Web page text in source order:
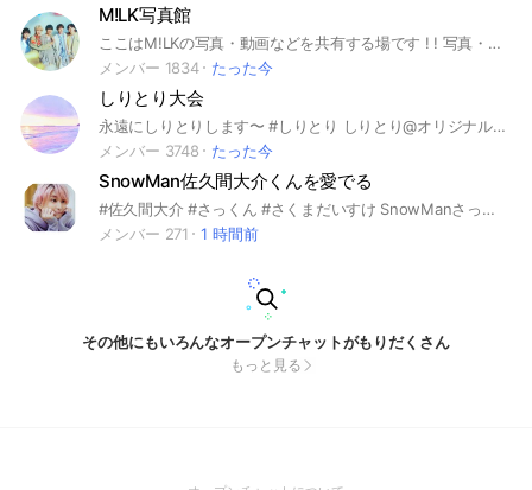
女の希望の人は画像はイラストはだめです！イラストだったら
消します！） 付き合ったら管理人に言うこと。あと、カプマ
を付けてくれるとわかりやすいです。 気になる方は是非入っ
てみて下さい。 本人役来てください！ #向井康二#目黒蓮#深
澤辰哉#佐久間大介#阿部亮平#ラウール#渡辺翔太#宮舘涼太#
岩本照#Snow Man#スノーマン#恋#なりきり#NL#こーじ#め
め#ふっか#さっくん#あべちゃん#しょっぴー#だてさま#ひー
くん#おそ松さん#トリリオンゲーム#特捜9#フェイクマミー
M!LK写真館
ここはM!LKの写真・動画などを共有する場です ! ! 写真・動画はもちろん、雑談も大丈夫です👍🏻👍🏻 色んなみ！るきーずさんと仲を深められたら嬉しいです‎😽💭 旧メンバーを推している方でも大歓迎です🙌🏻💚ིྀ🧡ིྀ💜ིྀ オプ開設日 2024/03/07 #佐野勇斗 #吉田仁人 #塩﨑太智 #山中柔太朗 #曽野舜太 #山﨑悠稀 #板垣瑞生 #宮世琉弥 #みるきーず #M!LK
メンバー 1834
たった今
しりとり大会
永遠にしりとりします〜 #しりとり しりとり@オリジナルアイコンを設定してから参加してください。 #しりとり大会#しりとりゲーム
メンバー 3748
たった今
SnowMan佐久間大介くんを愛でる
#佐久間大介 #さっくん #さくまだいすけ SnowManさっくん推しで トークしたい方、 是非ご参加ください✨ 楽しくお話ししましょう！ 老若男女、若くても若くなくても 佐久間担なら想いはきっと一つ💗 過疎らない空間を目指したいです。 ⭕️タメ語 ⭕️画像交換(有料のは×) ⭕️さくまネタじゃない雑談 ⭕️すのの他メンバーのお話 ❌佐久間担じゃない ❌他の子やメンバーの悪口 ❌自分や友達等の個人情報掲載 ❌チェンメや勧誘 ルールを守って、 楽しくトークしましょう👍
メンバー 271
1 時間前
その他にもいろんなオープンチャットがもりだくさん
もっと見る